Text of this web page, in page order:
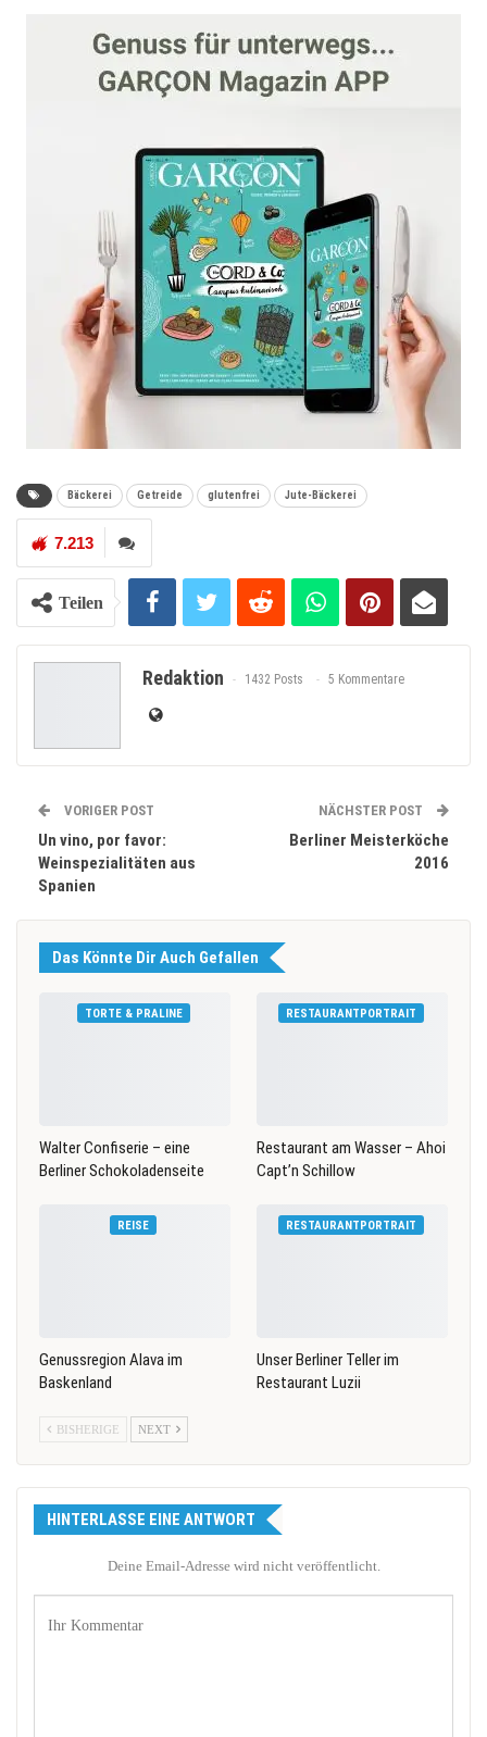
Bäckerei Getreide glutenfrei Jute-Bäckerei
7.213
Teilen
Redaktion 1432 Posts 5 Kommentare
VORIGER POST
Un vino, por favor:
Weinspezialitäten aus
Spanien
NÄCHSTER POST
Berliner Meisterköche
2016
Das Könnte Dir Auch Gefallen
TORTE & PRALINE
Walter Confiserie – eine
Berliner Schokoladenseite
RESTAURANTPORTRAIT
Restaurant am Wasser – Ahoi
Capt’n Schillow
REISE
Genussregion Alava im
Baskenland
RESTAURANTPORTRAIT
Unser Berliner Teller im
Restaurant Luzii
BISHERIGE NEXT
HINTERLASSE EINE ANTWORT
Deine Email-Adresse wird nicht veröffentlicht.